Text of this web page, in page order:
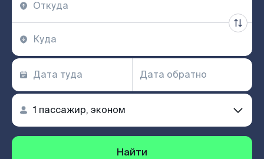
Найти